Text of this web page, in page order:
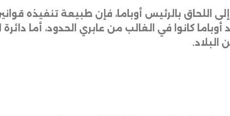
اللحاق بالرئيس أوباما، فإن طبيعة تنفيذه
كانوا في الغالب من عابري الحدود، أما دائرة
البلاد.